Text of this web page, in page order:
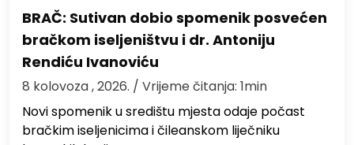
BRAČ: Sutivan dobio spomenik posvećen
bračkom iseljeništvu i dr. Antoniju
Rendiću Ivanoviću
8 kolovoza , 2026. / Vrijeme čitanja: 1min
Novi spomenik u središtu mjesta odaje počast
bračkim iseljenicima i čileanskom liječniku